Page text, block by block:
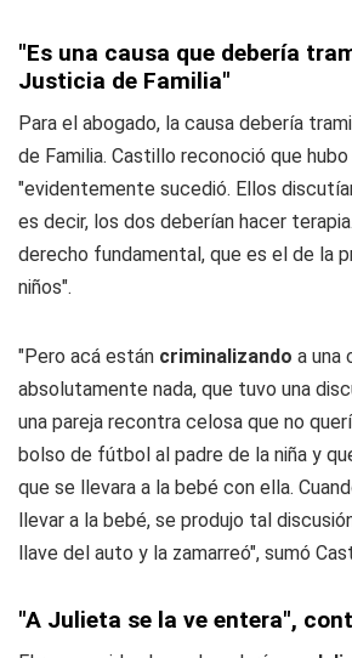
"Es una causa que debería
Justicia de Familia"
Para el abogado, la causa debería
de Familia. Castillo reconoció que
"evidentemente sucedió. Ellos
es decir, los dos deberían hacer
derecho fundamental, que es el de la
niños".
"Pero acá están criminalizando a una
absolutamente nada, que tuvo una
una pareja recontra celosa que no
bolso de fútbol al padre de la niña y
que se llevara a la bebé con ella.
llevar a la bebé, se produjo tal
llave del auto y la zamarreó", sumó
"A Julieta se la ve entera",